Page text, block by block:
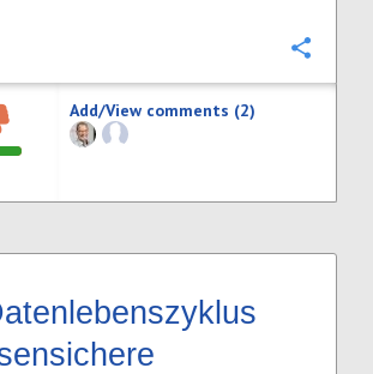
Add/View comments (2)